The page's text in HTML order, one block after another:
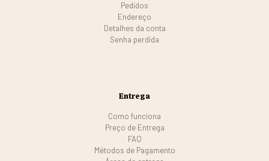
Pedidos
Endereço
Detalhes da conta
Senha perdida
Entrega
Como funciona
Preço de Entrega
FAQ
Métodos de Pagamento